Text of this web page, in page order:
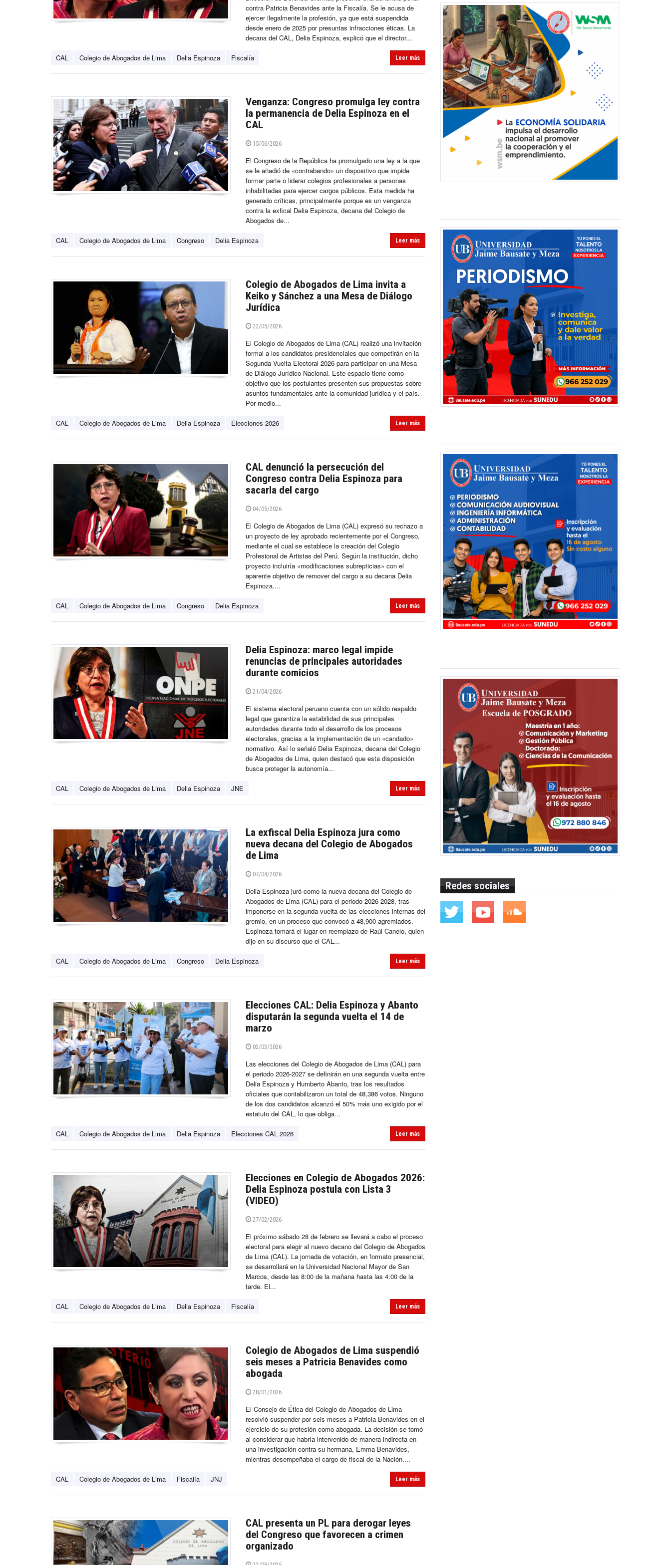
contra Patricia Benavides ante la Fiscalía. Se le acusa de
ejercer ilegalmente la profesión, ya que está suspendida
desde enero de 2025 por presuntas infracciones éticas. La
decana del CAL, Delia Espinoza, explicó que el director...
CAL Colegio de Abogados de Lima Delia Espinoza Fiscalía Leer más
Venganza: Congreso promulga ley contra
la permanencia de Delia Espinoza en el
CAL
15/06/2026
El Congreso de la República ha promulgado una ley a la que
se le añadió de «contrabando» un dispositivo que impide
formar parte o liderar colegios profesionales a personas
inhabilitadas para ejercer cargos públicos. Esta medida ha
generado críticas, principalmente porque es un venganza
contra la exfical Delia Espinoza, decana del Colegio de
Abogados de...
CAL Colegio de Abogados de Lima Congreso Delia Espinoza Leer más
Colegio de Abogados de Lima invita a
Keiko y Sánchez a una Mesa de Diálogo
Jurídica
22/05/2026
El Colegio de Abogados de Lima (CAL) realizó una invitación
formal a los candidatos presidenciales que competirán en la
Segunda Vuelta Electoral 2026 para participar en una Mesa
de Diálogo Jurídico Nacional. Este espacio tiene como
objetivo que los postulantes presenten sus propuestas sobre
asuntos fundamentales ante la comunidad jurídica y el país.
Por medio...
CAL Colegio de Abogados de Lima Delia Espinoza Elecciones 2026 Leer más
CAL denunció la persecución del
Congreso contra Delia Espinoza para
sacarla del cargo
04/05/2026
El Colegio de Abogados de Lima (CAL) expresó su rechazo a
un proyecto de ley aprobado recientemente por el Congreso,
mediante el cual se establece la creación del Colegio
Profesional de Artistas del Perú. Según la institución, dicho
proyecto incluiría «modificaciones subrepticias» con el
aparente objetivo de remover del cargo a su decana Delia
Espinoza....
CAL Colegio de Abogados de Lima Congreso Delia Espinoza Leer más
Delia Espinoza: marco legal impide
renuncias de principales autoridades
durante comicios
21/04/2026
El sistema electoral peruano cuenta con un sólido respaldo
legal que garantiza la estabilidad de sus principales
autoridades durante todo el desarrollo de los procesos
electorales, gracias a la implementación de un «candado»
normativo. Así lo señaló Delia Espinoza, decana del Colegio
de Abogados de Lima, quien destacó que esta disposición
busca proteger la autonomía...
CAL Colegio de Abogados de Lima Delia Espinoza JNE Leer más
La exfiscal Delia Espinoza jura como
nueva decana del Colegio de Abogados
de Lima
07/04/2026
Delia Espinoza juró como la nueva decana del Colegio de
Abogados de Lima (CAL) para el periodo 2026-2028, tras
imponerse en la segunda vuelta de las elecciones internas del
gremio, en un proceso que convocó a 48,900 agremiados.
Espinoza tomará el lugar en reemplazo de Raúl Canelo, quien
dijo en su discurso que el CAL...
CAL Colegio de Abogados de Lima Congreso Delia Espinoza Leer más
Elecciones CAL: Delia Espinoza y Abanto
disputarán la segunda vuelta el 14 de
marzo
02/03/2026
Las elecciones del Colegio de Abogados de Lima (CAL) para
el periodo 2026-2027 se definirán en una segunda vuelta entre
Delia Espinoza y Humberto Abanto, tras los resultados
oficiales que contabilizaron un total de 48,386 votos. Ninguno
de los dos candidatos alcanzó el 50% más uno exigido por el
estatuto del CAL, lo que obliga...
CAL Colegio de Abogados de Lima Delia Espinoza Elecciones CAL 2026 Leer más
Elecciones en Colegio de Abogados 2026:
Delia Espinoza postula con Lista 3
(VIDEO)
27/02/2026
El próximo sábado 28 de febrero se llevará a cabo el proceso
electoral para elegir al nuevo decano del Colegio de Abogados
de Lima (CAL). La jornada de votación, en formato presencial,
se desarrollará en la Universidad Nacional Mayor de San
Marcos, desde las 8:00 de la mañana hasta las 4:00 de la
tarde. El...
CAL Colegio de Abogados de Lima Delia Espinoza Fiscalía Leer más
Colegio de Abogados de Lima suspendió
seis meses a Patricia Benavides como
abogada
28/01/2026
El Consejo de Ética del Colegio de Abogados de Lima
resolvió suspender por seis meses a Patricia Benavides en el
ejercicio de su profesión como abogada. La decisión se tomó
al considerar que habría intervenido de manera indirecta en
una investigación contra su hermana, Emma Benavides,
mientras desempeñaba el cargo de fiscal de la Nación....
CAL Colegio de Abogados de Lima Fiscalía JNJ Leer más
CAL presenta un PL para derogar leyes
del Congreso que favorecen a crimen
organizado
Redes sociales